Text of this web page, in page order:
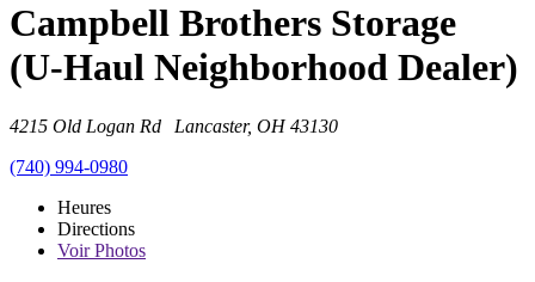
Campbell Brothers Storage
(U-Haul Neighborhood Dealer)
4215 Old Logan Rd Lancaster, OH 43130
(740) 994-0980
Heures
Directions
VoirPhotos